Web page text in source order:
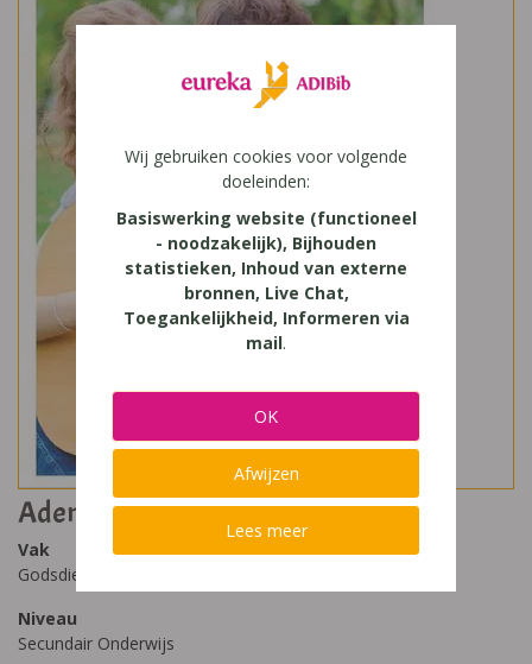
Adem 3 - Muziek doet leven!
Vak
Godsdienst
Niveau
Secundair Onderwijs
Wij gebruiken cookies voor volgende
doeleinden:
Basiswerking website (functioneel
- noodzakelijk), Bijhouden
statistieken, Inhoud van externe
bronnen, Live Chat,
Toegankelijkheid, Informeren via
mail.
OK
Afwijzen
Lees meer